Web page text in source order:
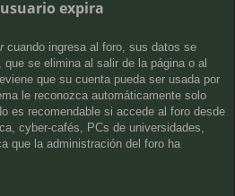
expira
cuando ingresa al foro, sus datos se
se elimina al salir de la página o al
que su cuenta pueda ser usada por
le reconozca automáticamente solo
es recomendable si accede al foro desde
cyber-cafés, PCs de universidades,
que la administración del foro ha